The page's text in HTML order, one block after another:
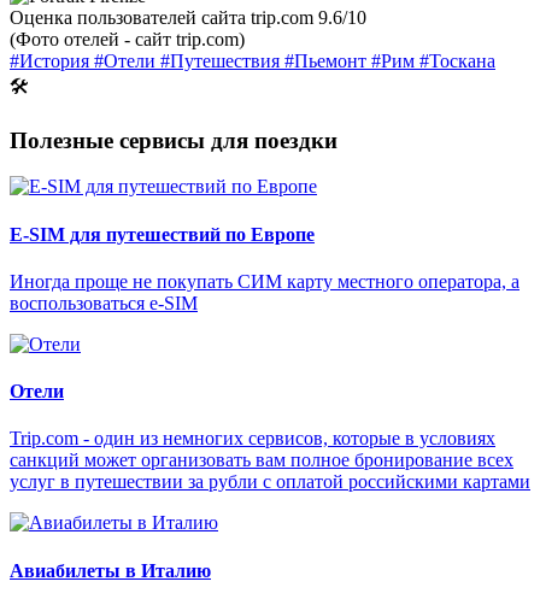
Оценка пользователей сайта trip.com 9.6/10
(Фото отелей - сайт trip.com)
#История #Отели #Путешествия #Пьемонт #Рим #Тоскана
🛠
Полезные сервисы для поездки
E-SIM для путешествий по Европе
Иногда проще не покупать СИМ карту местного оператора, а
воспользоваться e-SIM
Отели
Trip.com - один из немногих сервисов, которые в условиях
санкций может организовать вам полное бронирование всех
услуг в путешествии за рубли с оплатой российскими картами
Авиабилеты в Италию